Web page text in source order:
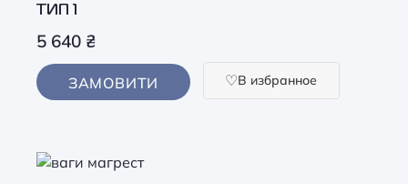
ТИП 1
5 640 ₴
ЗАМОВИТИ В избранное